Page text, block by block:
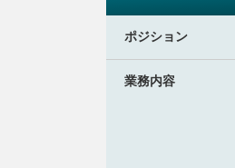
ポジション
業務内容